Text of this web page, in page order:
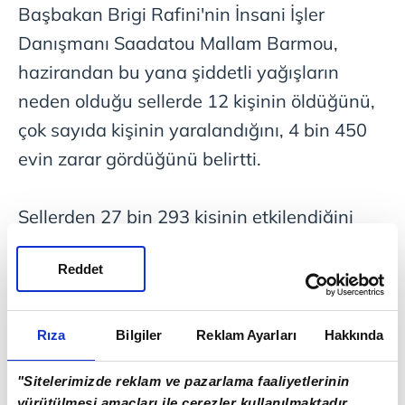
Rıza Bilgiler Reklam Ayarları Hakkında
"Sitelerimizde reklam ve pazarlama faaliyetlerinin
Reddet
Başbakan Brigi Rafini'nin İnsani İşler
Danışmanı Saadatou Mallam Barmou,
hazirandan bu yana şiddetli yağışların
neden olduğu sellerde 12 kişinin öldüğünü,
çok sayıda kişinin yaralandığını, 4 bin 450
evin zarar gördüğünü belirtti.
Sellerden 27 bin 293 kişinin etkilendiğini
söyleyen Barmou, 2 bin hektardan fazla
ekim alanının sular altında kaldığını ve
tehlikesiyle karşı karşıya bulunduğunu
vurguladı.